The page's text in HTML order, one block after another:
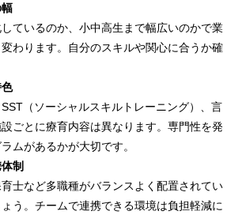
ているのか、小中高生まで幅広いのかで業
わります。自分のスキルや関心に合うか確
（ソーシャルスキルトレーニング）、言
ごとに療育内容は異なります。専門性を発
ムがあるかが大切です。
制
士など多職種がバランスよく配置されてい
う。チームで連携できる環境は負担軽減に